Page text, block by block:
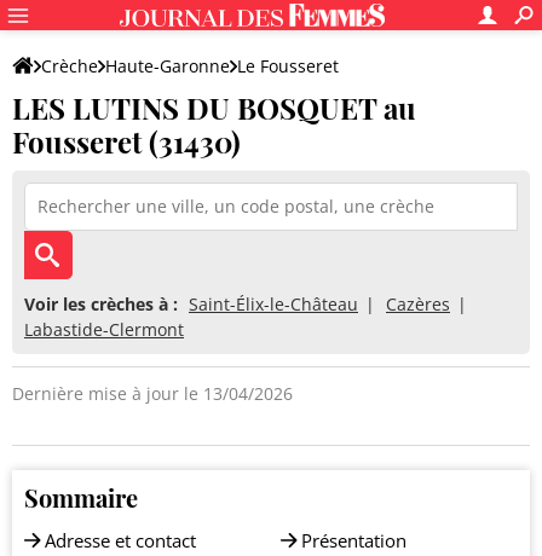
Crèche Haute-Garonne Le Fousseret
LES LUTINS DU BOSQUET
LES LUTINS DU BOSQUET au
Fousseret (31430)
Voir les crèches à : Saint-Élix-le-Château
Cazères
Labastide-Clermont
Dernière mise à jour le 13/04/2026
Sommaire
Adresse et contact
Présentation